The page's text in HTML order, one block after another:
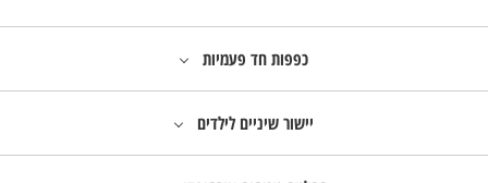
כפפות חד פעמיות
יישור שיניים לילדים